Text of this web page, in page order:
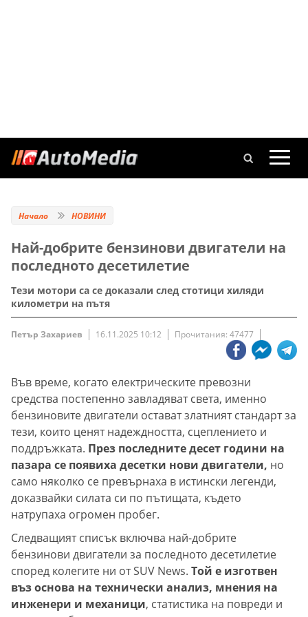
Начало НОВИНИ
Най-добрите бензинови двигатели на
последното десетилетие
Тези мотори са се доказали след стотици хиляди
километри на пътя
Петър Захариев 16.11.2025 10:12 Прочитания: 47477
Във време, когато електрическите превозни
средства постепенно завладяват света, именно
бензиновите двигатели остават златният стандарт за
тези, които ценят надеждността, сцеплението и
поддръжката. През последните десет години на
пазара се появиха десетки нови двигатели, но
само няколко се превърнаха в истински легенди,
доказвайки силата си по пътищата, където
натрупаха огромен пробег.
Следващият списък включва най-добрите
бензинови двигатели за последното десетилетие
според колегите ни от SUV News. Той е изготвен
въз основа на технически анализ, мнения на
инженери и механици, статистика на повреди и